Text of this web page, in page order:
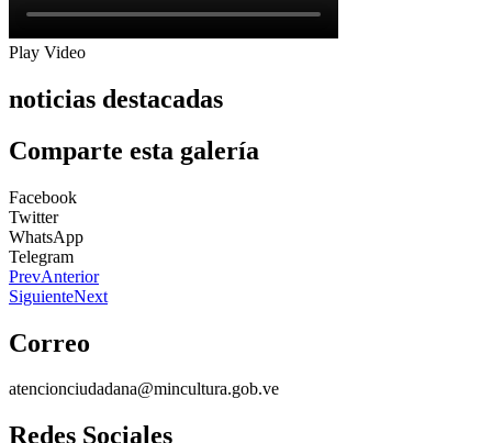
Play Video
noticias destacadas
Comparte esta galería
Facebook
Twitter
WhatsApp
Telegram
PrevAnterior
SiguienteNext
Correo
atencionciudadana@mincultura.gob.ve
Redes Sociales